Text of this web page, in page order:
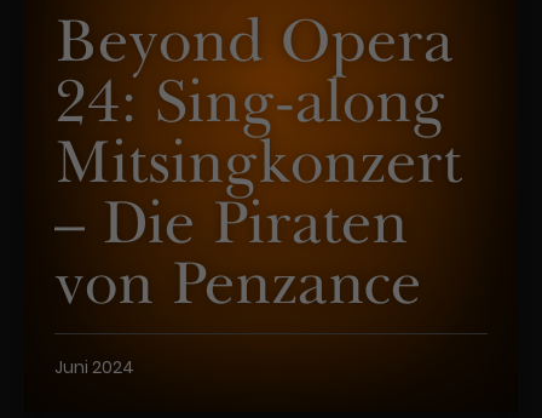
Beyond Opera
24: Sing-along
Mitsingkonzert
– Die Piraten
von Penzance
Juni 2024